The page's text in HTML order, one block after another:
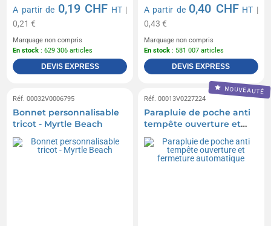
A partir de 0,19 CHF HT|
0,21 €
Marquage non compris
En stock : 629 306 articles
DEVIS EXPRESS
A partir de 0,40 CHF HT |
0,43 €
Marquage non compris
En stock : 581 007 articles
DEVIS EXPRESS
Réf. 00032V0006795
Bonnet personnalisable
tricot - Myrtle Beach
NOUVEAUTÉ
Réf. 00013V0227224
Parapluie de poche anti
tempête ouverture et
fermeture automatique